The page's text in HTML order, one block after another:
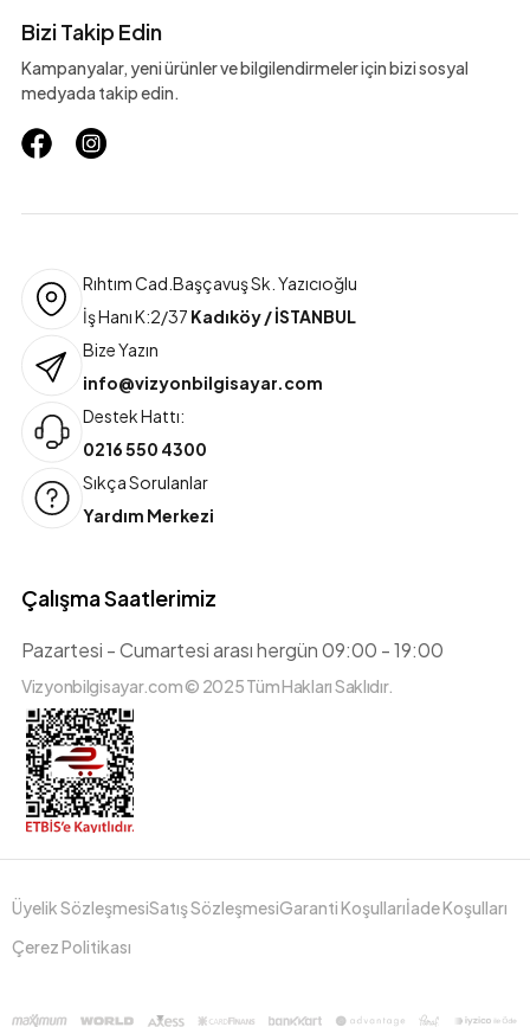
Bizi Takip Edin
Kampanyalar, yeni ürünler ve bilgilendirmeler için bizi sosyal
medyada takip edin.
Rıhtım Cad.Başçavuş Sk. Yazıcıoğlu
İş Hanı K:2/37 Kadıköy / İSTANBUL
Bize Yazın
info@vizyonbilgisayar.com
Destek Hattı:
0216 550 4300
Sıkça Sorulanlar
Yardım Merkezi
Çalışma Saatlerimiz
Pazartesi - Cumartesi arası hergün 09:00 - 19:00
Vizyonbilgisayar.com © 2025 Tüm Hakları Saklıdır.
Üyelik SözleşmesiSatış SözleşmesiGaranti Koşullarıİade Koşulları
Çerez Politikası